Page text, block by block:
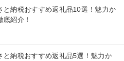
と納税おすすめ返礼品10選！魅力か
底紹介！
と納税おすすめ返礼品5選！魅力か